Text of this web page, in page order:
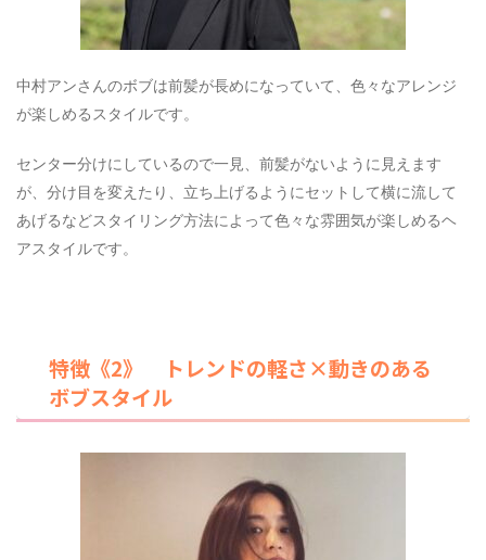
中村アンさんのボブは前髪が長めになっていて、色々なアレンジ
が楽しめるスタイルです。
センター分けにしているので一見、前髪がないように見えます
が、分け目を変えたり、立ち上げるようにセットして横に流して
あげるなどスタイリング方法によって色々な雰囲気が楽しめるヘ
アスタイルです。
特徴《2》 トレンドの軽さ×動きのある
ボブスタイル